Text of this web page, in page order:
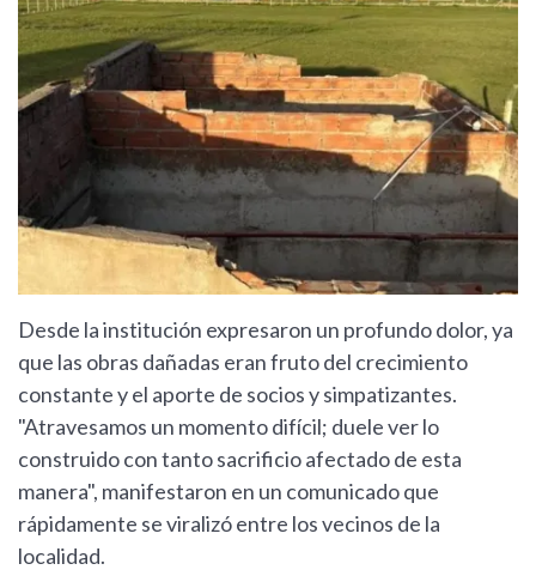
Desde la institución expresaron un profundo dolor, ya
que las obras dañadas eran fruto del crecimiento
constante y el aporte de socios y simpatizantes.
"Atravesamos un momento difícil; duele ver lo
construido con tanto sacrificio afectado de esta
manera", manifestaron en un comunicado que
rápidamente se viralizó entre los vecinos de la
localidad.